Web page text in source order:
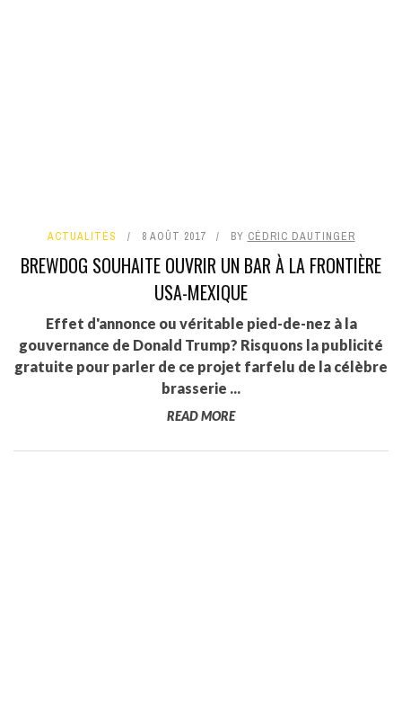
ACTUALITÉS 8 AOÛT 2017 BY CÉDRIC DAUTINGER
BREWDOG SOUHAITE OUVRIR UN BAR À LA FRONTIÈRE
USA-MEXIQUE
Effet d'annonce ou véritable pied-de-nez à la
gouvernance de Donald Trump? Risquons la publicité
gratuite pour parler de ce projet farfelu de la célèbre
brasserie ...
READ MORE